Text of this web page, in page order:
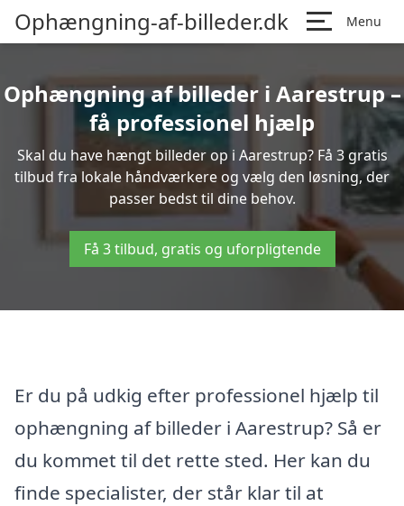
Ophængning-af-billeder.dk Menu
Ophængning af billeder i Aarestrup –
få professionel hjælp
Skal du have hængt billeder op i Aarestrup? Få 3 gratis
tilbud fra lokale håndværkere og vælg den løsning, der
passer bedst til dine behov.
Få 3 tilbud, gratis og uforpligtende
Er du på udkig efter professionel hjælp til
ophængning af billeder i Aarestrup? Så er
du kommet til det rette sted. Her kan du
finde specialister, der står klar til at